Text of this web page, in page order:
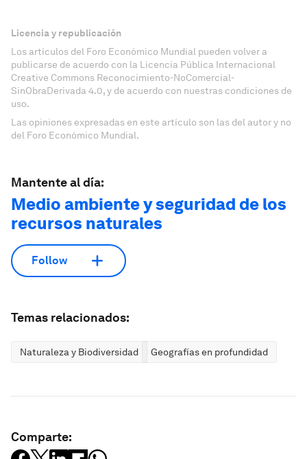
Licencia y republicación
Los artículos del Foro Económico Mundial pueden volver a
publicarse de acuerdo con la Licencia Pública Internacional
Creative Commons Reconocimiento-NoComercial-
SinObraDerivada 4.0, y de acuerdo con nuestras condiciones de
uso.
Las opiniones expresadas en este artículo son las del autor y no
del Foro Económico Mundial.
Mantente al día:
Medio ambiente y seguridad de los
recursos naturales
Follow
Temas relacionados:
Naturaleza y Biodiversidad Geografías en profundidad
Comparte: